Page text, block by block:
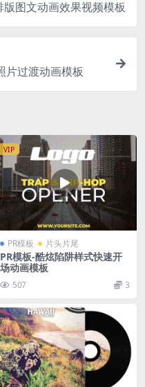
版图文动画效果视频模板
片过渡动画模板
VIP
PR模板 片头片尾
PR模板-酷炫陷阱样式快速开
场动画模板
507 3